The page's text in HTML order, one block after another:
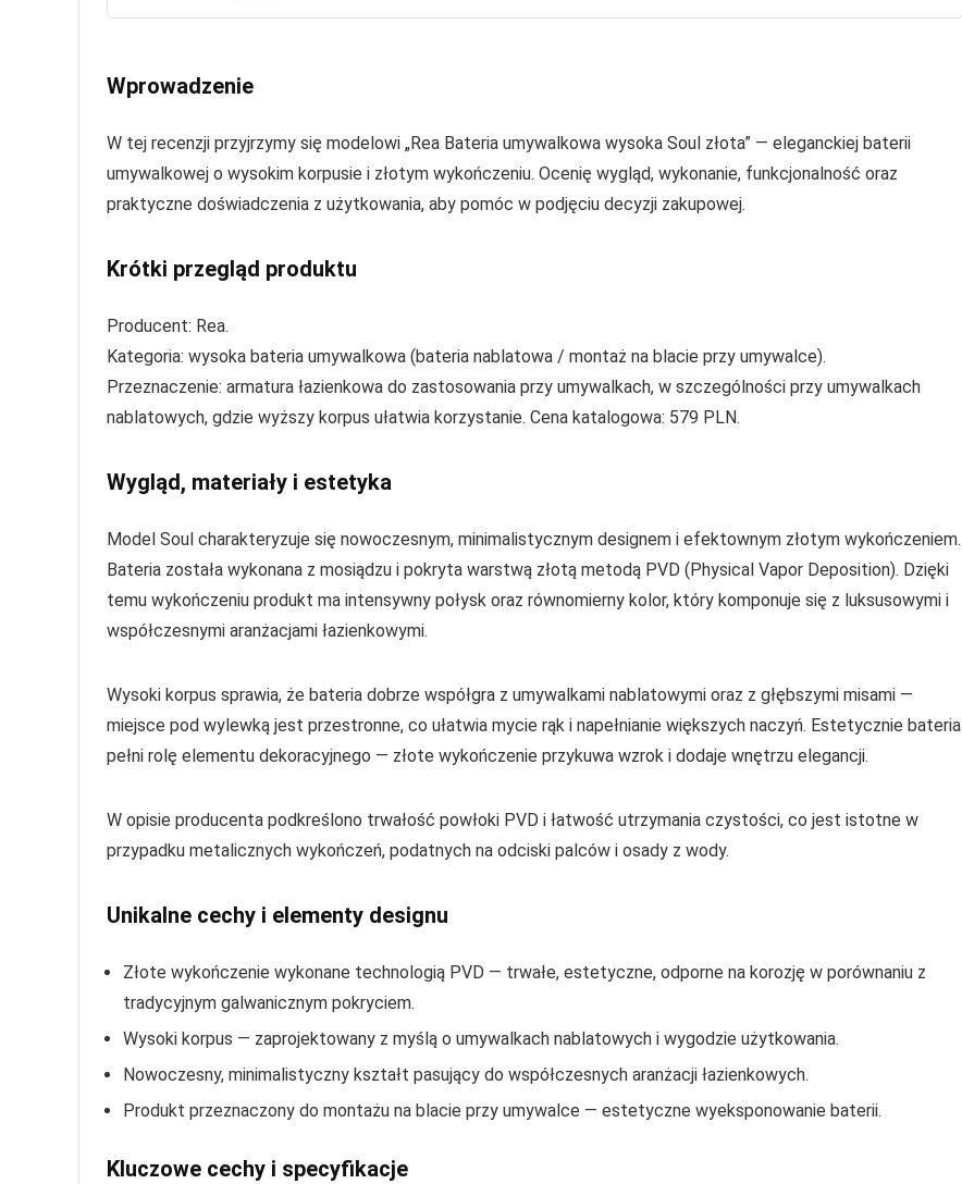
Wprowadzenie
W tej recenzji przyjrzymy się modelowi „Rea Bateria umywalkowa wysoka Soul złota” — eleganckiej baterii
umywalkowej o wysokim korpusie i złotym wykończeniu. Ocenię wygląd, wykonanie, funkcjonalność oraz
praktyczne doświadczenia z użytkowania, aby pomóc w podjęciu decyzji zakupowej.
Krótki przegląd produktu
Producent: Rea.
Kategoria: wysoka bateria umywalkowa (bateria nablatowa / montaż na blacie przy umywalce).
Przeznaczenie: armatura łazienkowa do zastosowania przy umywalkach, w szczególności przy umywalkach
nablatowych, gdzie wyższy korpus ułatwia korzystanie. Cena katalogowa: 579 PLN.
Wygląd, materiały i estetyka
Model Soul charakteryzuje się nowoczesnym, minimalistycznym designem i efektownym złotym wykończeniem.
Bateria została wykonana z mosiądzu i pokryta warstwą złotą metodą PVD (Physical Vapor Deposition). Dzięki
temu wykończeniu produkt ma intensywny połysk oraz równomierny kolor, który komponuje się z luksusowymi i
współczesnymi aranżacjami łazienkowymi.
Wysoki korpus sprawia, że bateria dobrze współgra z umywalkami nablatowymi oraz z głębszymi misami —
miejsce pod wylewką jest przestronne, co ułatwia mycie rąk i napełnianie większych naczyń. Estetycznie bateria
pełni rolę elementu dekoracyjnego — złote wykończenie przykuwa wzrok i dodaje wnętrzu elegancji.
W opisie producenta podkreślono trwałość powłoki PVD i łatwość utrzymania czystości, co jest istotne w
przypadku metalicznych wykończeń, podatnych na odciski palców i osady z wody.
Unikalne cechy i elementy designu
Złote wykończenie wykonane technologią PVD — trwałe, estetyczne, odporne na korozję w porównaniu z
tradycyjnym galwanicznym pokryciem.
Wysoki korpus — zaprojektowany z myślą o umywalkach nablatowych i wygodzie użytkowania.
Nowoczesny, minimalistyczny kształt pasujący do współczesnych aranżacji łazienkowych.
Produkt przeznaczony do montażu na blacie przy umywalce — estetyczne wyeksponowanie baterii.
Kluczowe cechy i specyfikacje